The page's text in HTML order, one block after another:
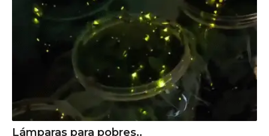
Lámparas para pobres..